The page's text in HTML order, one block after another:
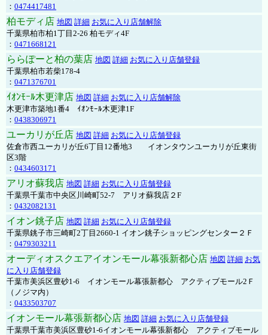
： 0474417481
柏モディ店 地図 詳細 お気に入り店舗解除
千葉県柏市柏1丁目2-26 柏モディ4F
： 0471668121
ららぽーと柏の葉店 地図 詳細 お気に入り店舗登録
千葉県柏市若柴178-4
： 0471376701
ｲｵﾝﾓｰﾙ木更津店 地図 詳細 お気に入り店舗解除
木更津市築地1番4 ｲｵﾝﾓｰﾙ木更津1F
： 0438306971
ユーカリが丘店 地図 詳細 お気に入り店舗登録
佐倉市西ユーカリが丘6丁目12番地3 イオンタウンユーカリが丘東街
区3階
： 0434603171
アリオ蘇我店 地図 詳細 お気に入り店舗登録
千葉県千葉市中央区川崎町52-7 アリオ蘇我店２F
： 0432082131
イオン銚子店 地図 詳細 お気に入り店舗登録
千葉県銚子市三崎町2丁目2660-1 イオン銚子ショッピングセンター２Ｆ
： 0479303211
オーディオスクエアイオンモール幕張新都心店 地図 詳細 お気
に入り店舗登録
千葉市美浜区豊砂1-6 イオンモール幕張新都心 アクティブモール2Ｆ
（ノジマ内）
： 0433503707
イオンモール幕張新都心店 地図 詳細 お気に入り店舗登録
千葉県千葉市美浜区豊砂1-6イオンモール幕張新都心 アクティブモール